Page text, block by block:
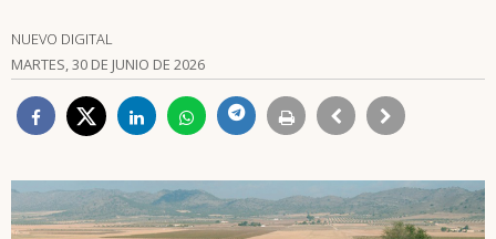
NUEVO DIGITAL
MARTES, 30 DE JUNIO DE 2026